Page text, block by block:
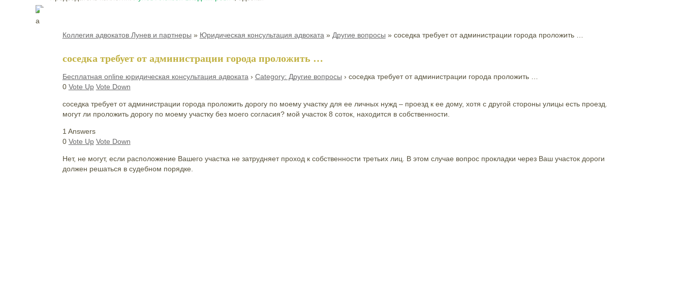
Коллегия адвокатов Лунев и партнеры » Юридическая консультация адвоката » Другие вопросы » соседка требует от администрации города проложить …
соседка требует от администрации города проложить …
Бесплатная online юридическая консультация адвоката › Category: Другие вопросы › соседка требует от администрации города проложить …
0 Vote Up Vote Down
соседка требует от администрации города проложить дорогу по моему участку для ее личных нужд – проезд к ее дому, хотя с другой стороны улицы есть проезд.
могут ли проложить дорогу по моему участку без моего согласия? мой участок 8 соток, находится в собственности.
1 Answers
0 Vote Up Vote Down
Нет, не могут, если расположение Вашего участка не затрудняет проход к собственности третьих лиц. В этом случае вопрос прокладки через Ваш участок дороги
должен решаться в судебном порядке.